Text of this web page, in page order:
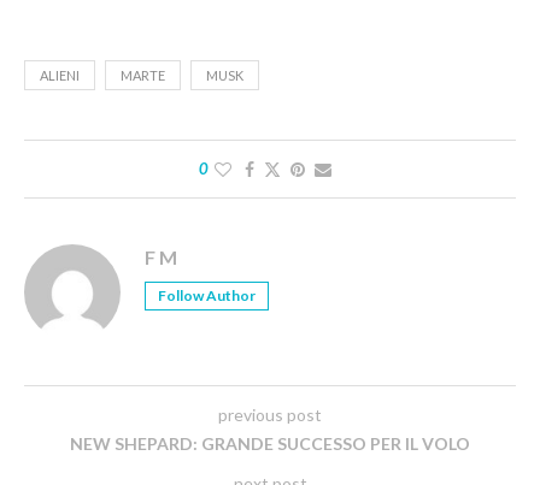
ALIENI MARTE MUSK
0
F M
Follow Author
previous post
NEW SHEPARD: GRANDE SUCCESSO PER IL VOLO